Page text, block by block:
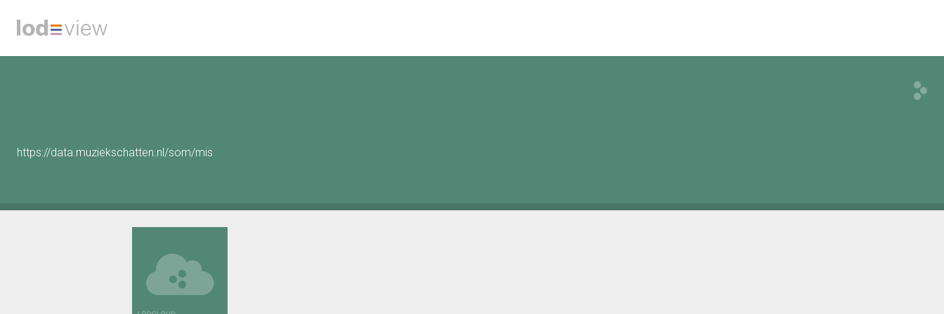
https://data.muziekschatten.nl/som/mis